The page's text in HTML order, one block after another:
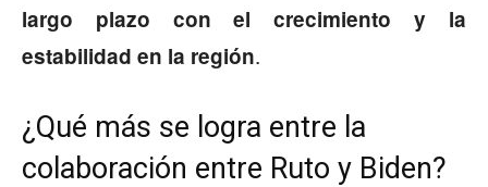
largo plazo con el crecimiento y la
estabilidad en la región.
¿Qué más se logra entre la
colaboración entre Ruto y Biden?